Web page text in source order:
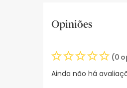
Opiniões
(0
Ainda não há